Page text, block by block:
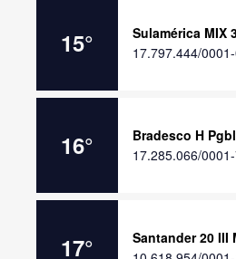
15°
Sulamérica MIX
17.797.444/
16°
Bradesco H
17.285.066/
17°
Santander 20 III